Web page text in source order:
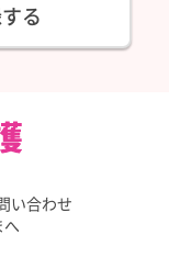
る
い合わせ